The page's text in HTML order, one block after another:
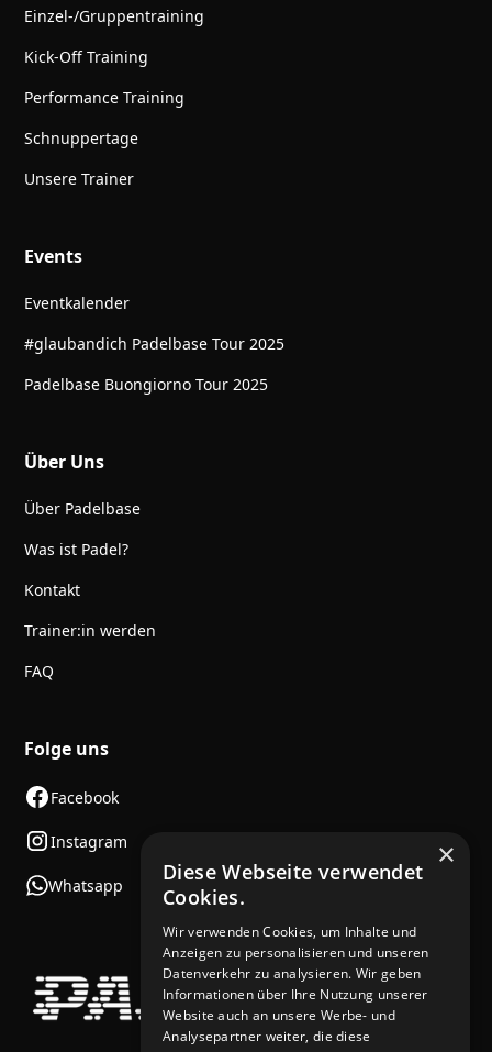
Einzel-/Gruppentraining
Kick-Off Training
Performance Training
Schnuppertage
Unsere Trainer
Events
Eventkalender
#glaubandich Padelbase Tour 2025
Padelbase Buongiorno Tour 2025
Über Uns
Über Padelbase
Was ist Padel?
Kontakt
Trainer:in werden
FAQ
Folge uns
Facebook
Instagram
Whatsapp
×
Diese Webseite verwendet
Cookies.
Wir verwenden Cookies, um Inhalte und
Anzeigen zu personalisieren und unseren
Datenverkehr zu analysieren. Wir geben
Informationen über Ihre Nutzung unserer
Website auch an unsere Werbe- und
Analysepartner weiter, die diese